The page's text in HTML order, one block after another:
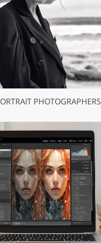
PHOTOGRAPHERS